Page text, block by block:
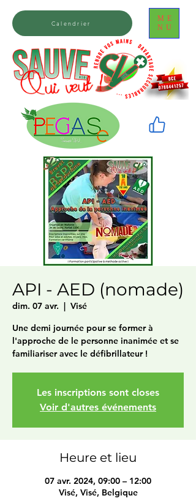
ME
NU
Calendrier
API - AED (nomade)
dim. 07 avr.
  |
Visé
Une demi journée pour se former à
l'approche de le personne inanimée et se
familiariser avec le défibrillateur !
Les inscriptions sont closes
Voir d'autres événements
Heure et lieu
07 avr. 2024, 09:00 – 12:00
Visé, Visé, Belgique